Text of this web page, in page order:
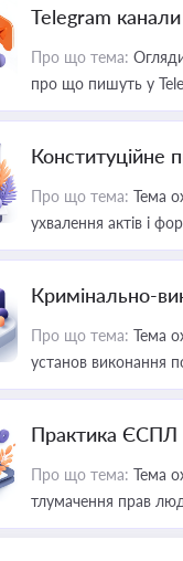
Telegram
Про що тема:
про що пишуть у
Конституційне
Про що тема: Тема
ухвалення актів і
Кримінально-
Про що тема: Тема
установ виконання
Практика ЄСПЛ
Про що тема: Тема
тлумачення прав